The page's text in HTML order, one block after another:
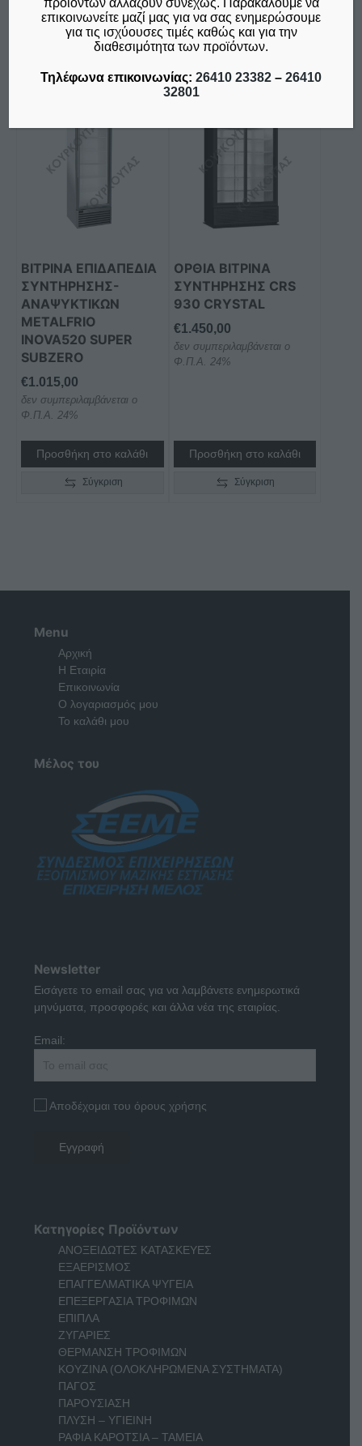
Προσθήκη στο καλάθι
Σύγκριση
Προσθήκη στο καλάθι
Σύγκριση
ΒΙΤΡΙΝΑ ΕΠΙΔΑΠΕΔΙΑ
ΣΥΝΤΗΡΗΣΗΣ-
ΑΝΑΨΥΚΤΙΚΩΝ
METALFRIO
INOVA520 SUPER
SUBZERO
€1.015,00
δεν συμπεριλαμβάνεται ο
Φ.Π.Α. 24%
Προσθήκη στο καλάθι
Σύγκριση
ΟΡΘΙΑ ΒΙΤΡΙΝΑ
ΣΥΝΤΗΡΗΣΗΣ CRS
930 CRYSTAL
€1.450,00
δεν συμπεριλαμβάνεται ο
Φ.Π.Α. 24%
Προσθήκη στο καλάθι
Σύγκριση
Menu
Αρχική
Η Εταιρία
Επικοινωνία
Ο λογαριασμός μου
Το καλάθι μου
Μέλος του
Newsletter
Εισάγετε το email σας για να λαμβάνετε ενημερωτικά
μηνύματα, προσφορές και άλλα νέα της εταιρίας.
Email:
Αποδέχομαι του όρους χρήσης
Κατηγορίες Προϊόντων
ΑΝΟΞΕΙΔΩΤΕΣ ΚΑΤΑΣΚΕΥΕΣ
ΕΞΑΕΡΙΣΜΟΣ
ΕΠΑΓΓΕΛΜΑΤΙΚΑ ΨΥΓΕΙΑ
ΕΠΕΞΕΡΓΑΣΙΑ ΤΡΟΦΙΜΩΝ
ΕΠΙΠΛΑ
ΖΥΓΑΡΙΕΣ
ΘΕΡΜΑΝΣΗ ΤΡΟΦΙΜΩΝ
ΚΟΥΖΙΝΑ (ΟΛΟΚΛΗΡΩΜΕΝΑ ΣΥΣΤΗΜΑΤΑ)
ΠΑΓΟΣ
ΠΑΡΟΥΣΙΑΣΗ
ΠΛΥΣΗ – ΥΓΙΕΙΝΗ
ΡΑΦΙΑ ΚΑΡΟΤΣΙΑ – ΤΑΜΕΙΑ
επικοινωνείτε μαζί μας για να σας ενημερώσουμε
για τις ισχύουσες τιμές καθώς και για την
διαθεσιμότητα των προϊόντων.
Τηλέφωνα επικοινωνίας: 26410 23382 – 26410
32801